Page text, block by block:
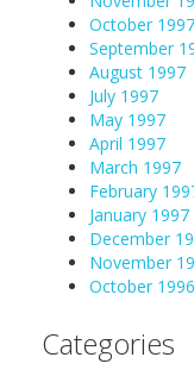
October 1997
September
August 1997
July 1997
May 1997
April 1997
March 1997
February
January 1997
December
November
October 1996
Categories